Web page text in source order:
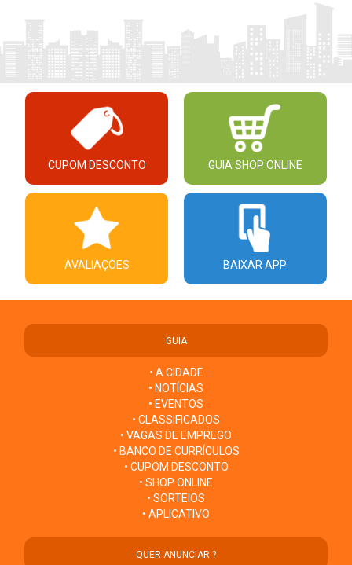
CUPOM DESCONTO GUIA SHOP ONLINE
AVALIAÇÕES BAIXAR APP
GUIA
• A CIDADE
• NOTÍCIAS
• EVENTOS
• CLASSIFICADOS
• VAGAS DE EMPREGO
• BANCO DE CURRÍCULOS
• CUPOM DESCONTO
• SHOP ONLINE
• SORTEIOS
• APLICATIVO
QUER ANUNCIAR ?